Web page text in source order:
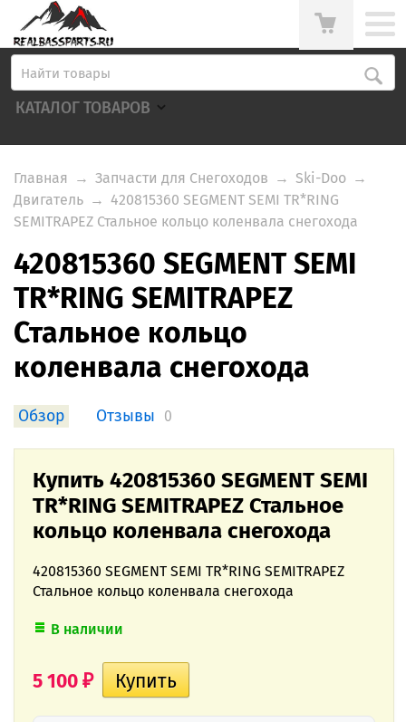
КАТАЛОГ ТОВАРОВ
Главная → Запчасти для Снегоходов → Ski-Doo →
Двигатель → 420815360 SEGMENT SEMI TR*RING
SEMITRAPEZ Стальное кольцо коленвала снегохода
420815360 SEGMENT SEMI
TR*RING SEMITRAPEZ
Стальное кольцо
коленвала снегохода
Обзор Отзывы 0
Купить 420815360 SEGMENT SEMI
TR*RING SEMITRAPEZ Стальное
кольцо коленвала снегохода
420815360 SEGMENT SEMI TR*RING SEMITRAPEZ
Стальное кольцо коленвала снегохода
В наличии
5 100 ₽